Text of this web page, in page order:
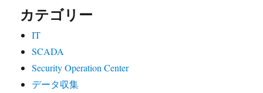
カテゴリー
IT
SCADA
Security Operation Center
データ収集